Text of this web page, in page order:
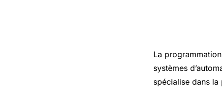
La
systèmes
spécialise dans